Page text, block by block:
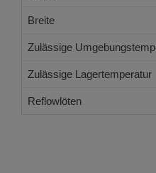
Breite
Zulässige
Zulässige Lagertemperatur
Reflowlöten